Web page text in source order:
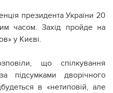
президента України 20
часом. Захід пройде на
у Києві.
що спілкування
підсумками дворічного
в «нетиповій, але